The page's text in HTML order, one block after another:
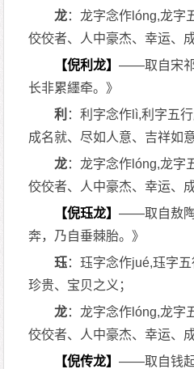
龙：龙字念作lóng,龙字
佼佼者、人中豪杰、幸运、成
【倪利龙】——取自宋
长非累纆牵。》
利 ：利字念作lì,利字五
成名就、尽如人意、吉祥如意
龙：龙字念作lóng,龙字
佼佼者、人中豪杰、幸运、成
【倪珏龙】——取自敖
奔，乃自垂棘胎。》
珏：珏字念作jué,珏字五
珍贵、宝贝之义；
龙：龙字念作lóng,龙字
佼佼者、人中豪杰、幸运、成
【倪传龙】——取自钱